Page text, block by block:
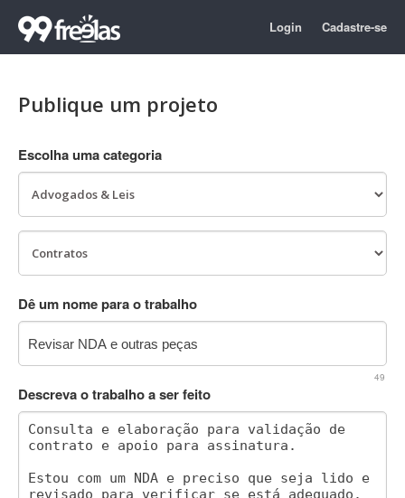
Login Cadastre-se
Publique um projeto
Escolha uma categoria
Dê um nome para o trabalho
49
Descreva o trabalho a ser feito